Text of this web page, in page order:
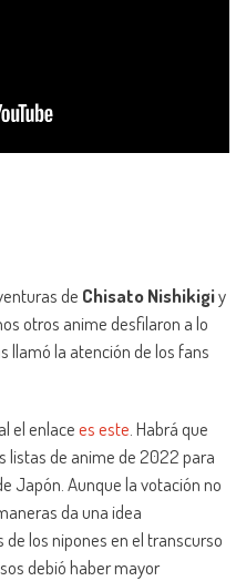
de Chisato Nishikigiy
otros anime desfilaron a lo
llamó la atención de los fans
el enlacees este . Habrá que
listas de anime de 2022 para
Japón. Aunque la votación no
da una idea
los nipones en el transcurso
debió haber mayor